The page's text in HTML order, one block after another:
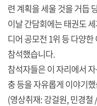
련 계획을 세울 것을 거듭
이날 간담회에는 태권도
디어 공모전 1위 등 다양
참석했습니다.
참석자들은 이 자리에서
충 등을 자유롭게 이야기
(영상취재: 강걸원, 민경철